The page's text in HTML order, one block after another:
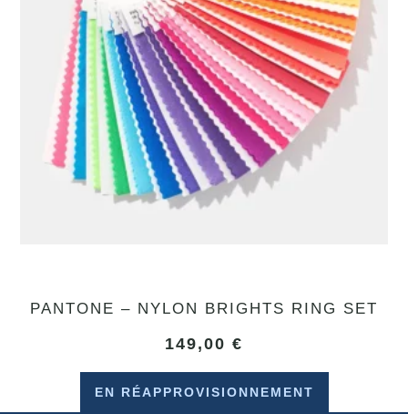
PANTONE – NYLON BRIGHTS RING SET
149,00 €
EN RÉAPPROVISIONNEMENT